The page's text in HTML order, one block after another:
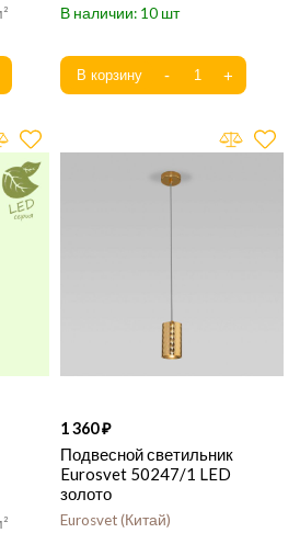
10
1 360
Подвесной светильник
Eurosvet 50247/1 LED
золото
Eurosvet Китай